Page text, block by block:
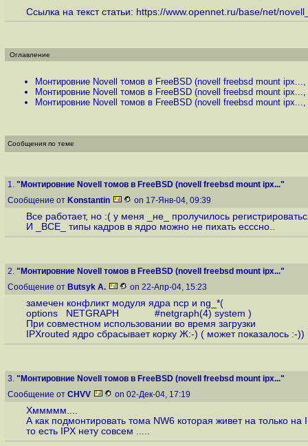
Ссылка на текст статьи: https://www.opennet.ru/base/net/
Оглавление
Монтировние Novell томов в FreeBSD (novell freebsd mount ipx...,
Монтировние Novell томов в FreeBSD (novell freebsd mount ipx...,
Монтировние Novell томов в FreeBSD (novell freebsd mount ipx...,
Сообщения по теме
1. "Монтировние Novell томов в FreeBSD (novell freebsd mount ipx..."
Сообщение от Konstantin on 17-Янв-04, 09:39
Все работает, но :( у меня _не_ пролучилось
И _ВСЕ_ типы кадров в ядро можно не пихать есссно..
2. "Монтировние Novell томов в FreeBSD (novell freebsd mount ipx..."
Сообщение от Butsyk A. on 22-Апр-04, 15:23
замечен конфликт модуля ядра ncp и ng_*(
options NETGRAPH #netgraph(4) system )
При совместном использовании во время загрузки
IPXrouted ядро сбрасывает корку Ж:-) ( может показалось :-))
3. "Монтировние Novell томов в FreeBSD (novell freebsd mount ipx..."
Сообщение от CHVV on 02-Дек-04, 17:19
Хммммм....
А как подмонтировать тома NW6 которая живет на только на
то есть IPX нету совсем .....